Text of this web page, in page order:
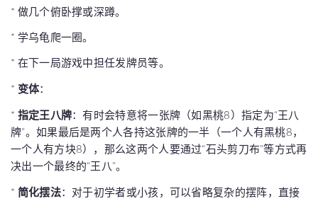
* 做几个俯卧撑或深蹲。
* 学乌龟爬一圈。
* 在下一局游戏中担任发牌员等。
* 变体：
* 指定王八牌：有时会特意将一张牌（如黑桃8）指定为“王八
牌”。如果最后是两个人各持这张牌的一半（一个人有黑桃8，
一个人有方块8），那么这两个人要通过“石头剪刀布”等方式再
决出一个最终的“王八”。
* 简化摆法：对于初学者或小孩，可以省略复杂的摆阵，直接